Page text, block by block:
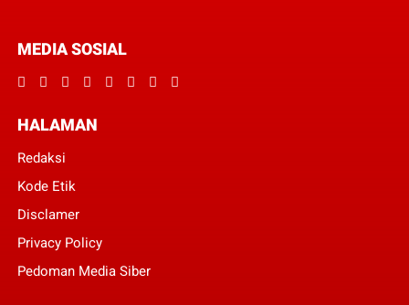
MEDIA SOSIAL
HALAMAN
Redaksi
Kode Etik
Disclamer
Privacy Policy
Pedoman Media Siber